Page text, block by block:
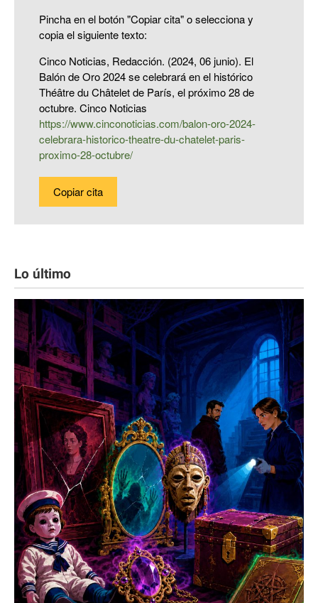
Pincha en el botón "Copiar cita" o selecciona y
copia el siguiente texto:
Cinco Noticias, Redacción. (2024, 06 junio). El
Balón de Oro 2024 se celebrará en el histórico
Théâtre du Châtelet de París, el próximo 28 de
octubre. Cinco Noticias
https://www.cinconoticias.com/balon-oro-2024-
celebrara-historico-theatre-du-chatelet-paris-
proximo-28-octubre/
Copiar cita
Lo último